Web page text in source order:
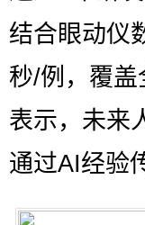
结合眼动仪
秒/例，覆
表示，未来
通过AI经验